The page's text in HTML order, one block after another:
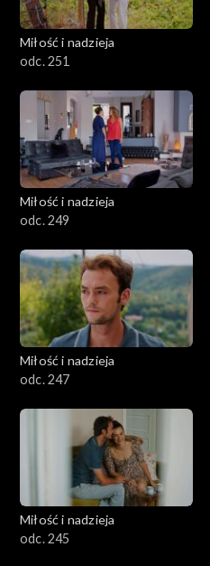
Miłość i nadzieja
odc. 251
Miłość i nadzieja
odc. 249
Miłość i nadzieja
odc. 247
Miłość i nadzieja
odc. 245